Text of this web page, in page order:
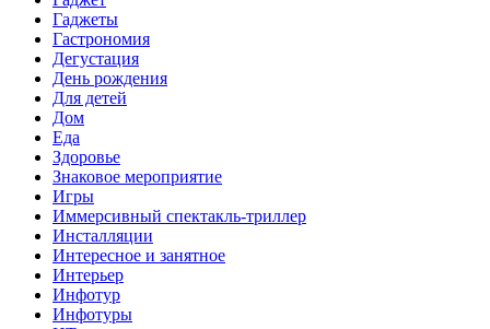
Гаджеты
Гастрономия
Дегустация
День рождения
Для детей
Дом
Еда
Здоровье
Знаковое мероприятие
Игры
Иммерсивный спектакль-триллер
Инсталляции
Интересное и занятное
Интерьер
Инфотур
Инфотуры